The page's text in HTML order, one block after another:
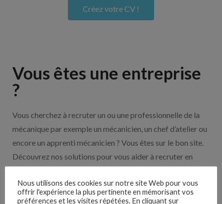
Créez votre CV !
Vous êtes une entreprise
?
Vous cherchez à recruter un ou une professionnelle de la
mécanique par exemple un mécanicien, un chef d’atelier ou
encore un apprenti mécanicien ? Vous êtes sur le bon site.
Découvrez nos solutions pour vous aider à recruter en
Nous utilisons des cookies sur notre site Web pour vous
offrir l'expérience la plus pertinente en mémorisant vos
préférences et les visites répétées. En cliquant sur